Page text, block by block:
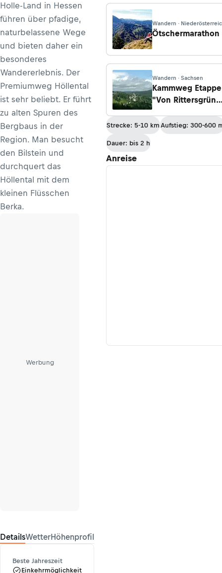
Holle-Land in Hessen
führen über pfadige,
naturbelassene Wege
und bieten daher ein
besonderes
Wandererlebnis. Der
Premiumweg Höllental
ist sehr beliebt. Er führt
zu alten Spuren des
Bergbaus in der
Region. Man besucht
den Bilstein und
durchquert das
Höllental mit dem
kleinen Flüsschen
Berka.
Werbung
DetailsWetterHöhenprofil
Beste Jahreszeit
Einkehrmöglichkeit
Wandern ·
Ötschermarathon
Wandern · Sachsen
Kammweg
"Von Rittersgrün
Strecke: 5-10 km Aufstieg: 300-600
Dauer: bis 2 h
Anreise